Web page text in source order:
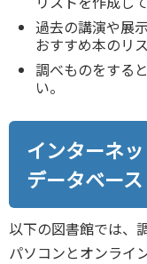
過去の講演や展
おすすめ本のリ
調べものをする
い。
インターネ
データベース
以下の図書館では、
パソコンとオンライ